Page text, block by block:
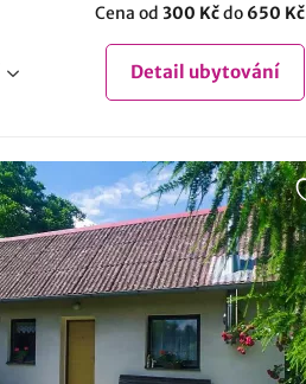
Cena od 300 Kčdo 650 Kč
Detail ubytování